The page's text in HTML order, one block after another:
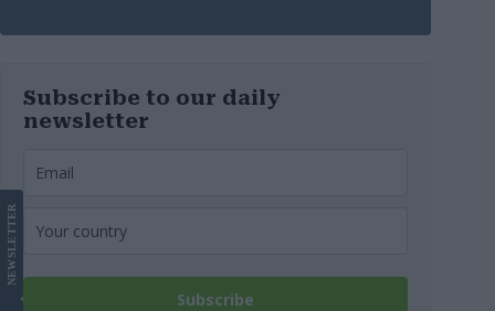
Subscribe to our daily
newsletter
Subscribe
NEWS
LETTER